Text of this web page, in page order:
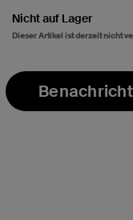
Nicht auf Lager
Dieser Artikel ist derzeit nicht